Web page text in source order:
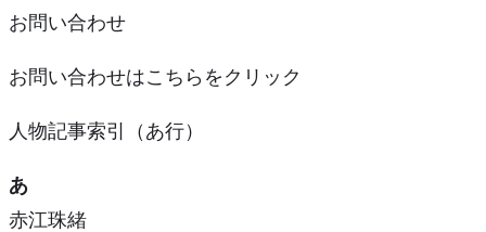
お問い合わせ
お問い合わせはこちらをクリック
人物記事索引（あ行）
あ
赤江珠緒